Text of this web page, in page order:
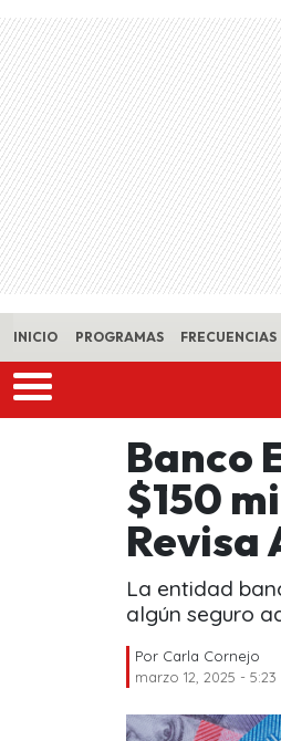
Skip to main content
INICIO PROGRAMAS FRECUENCIAS
Banco
$150
Revisa
La entidad
algún seguro
Por Carla Cornejo
marzo 12, 2025 - 5:23